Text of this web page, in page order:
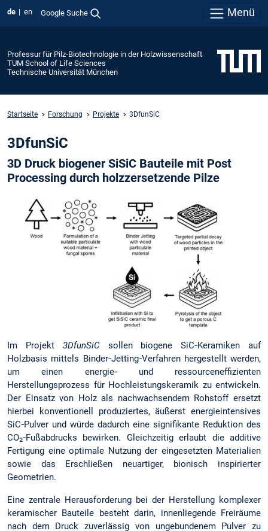
de en Google Suche Menü
Professur für Pilz-Biotechnologie in der Holzwissenschaft
TUM School of Life Sciences
Technische Universität München
Startseite Forschung Projekte 3DfunSiC
3DfunSiC
3D Druck biogener SiSiC Bauteile mit Post
Processing durch holzzersetzende Pilze
Im Projekt 3DfunSiCsollen biogene SiC‑Keramiken auf
Holzbasis mittels Binder‑Jetting‑Verfahren hergestellt werden,
um einen energie‑ und ressourceneffizienten
Herstellungsprozess für Hochleistungskeramik zu entwickeln.
Der Einsatz von Holz als nachwachsendem Rohstoff ersetzt
hierbei konventionell produziertes, äußerst energieintensives
SiC‑Pulver und würde dadurch eine signifikante Reduktion des
CO₂‑Fußabdrucks bewirken. Gleichzeitig erlaubt die additive
Fertigung eine optimale Nutzung der eingesetzten Materialien
sowie das Erschließen neuartiger, bionisch inspirierter
Geometrien.
Eine zentrale Herausforderung bei der Herstellung komplexer
keramischer Bauteile besteht darin, innenliegende Freiräume
nach dem Druck zuverlässig von ungebundenem Pulver zu